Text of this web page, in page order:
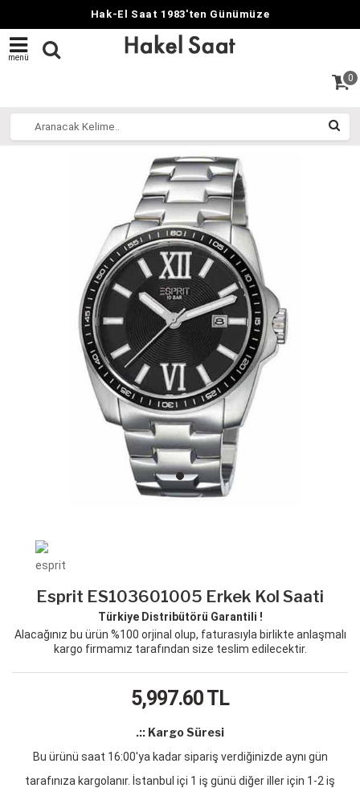
Hak-El Saat 1983'ten Günümüze
menü
0
Esprit ES103601005 Erkek Kol Saati
Türkiye Distribütörü Garantili !
Alacağınız bu ürün %100 orjinal olup, faturasıyla birlikte anlaşmalı
kargo firmamız tarafından size teslim edilecektir.
5,997.60TL
.:: Kargo Süresi
Bu ürünü saat 16:00'ya kadar sipariş verdiğinizde aynı gün
tarafınıza kargolanır. İstanbul içi 1 iş günü diğer iller için 1-2 iş